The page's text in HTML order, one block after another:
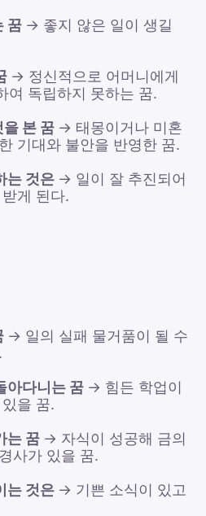
꿈 → 좋지 않은 일이 생길
→ 정신적으로 어머니에게
여 독립하지 못하는 꿈.
본 꿈 → 태몽이거나 미혼
기대와 불안을 반영한 꿈.
는 것은 → 일이 잘 추진되어
게 된다.
→ 일의 실패 물거품이 될 수
아다니는 꿈 → 힘든 학업이
을 꿈.
는 꿈 → 자식이 성공해 금의
사가 있을 꿈.
는 것은 → 기쁜 소식이 있고